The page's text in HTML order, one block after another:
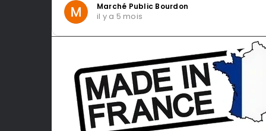
Marché Public Bourdon
il y a 5 mois